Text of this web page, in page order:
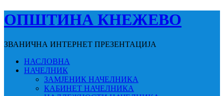
ОПШТИНА КНЕЖЕВО
ЗВАНИЧНА ИНТЕРНЕТ ПРЕЗЕНТАЦИЈА
НАСЛОВНА
НАЧЕЛНИК
ЗАМЈЕНИК НАЧЕЛНИКА
КАБИНЕТ НАЧЕЛНИКА